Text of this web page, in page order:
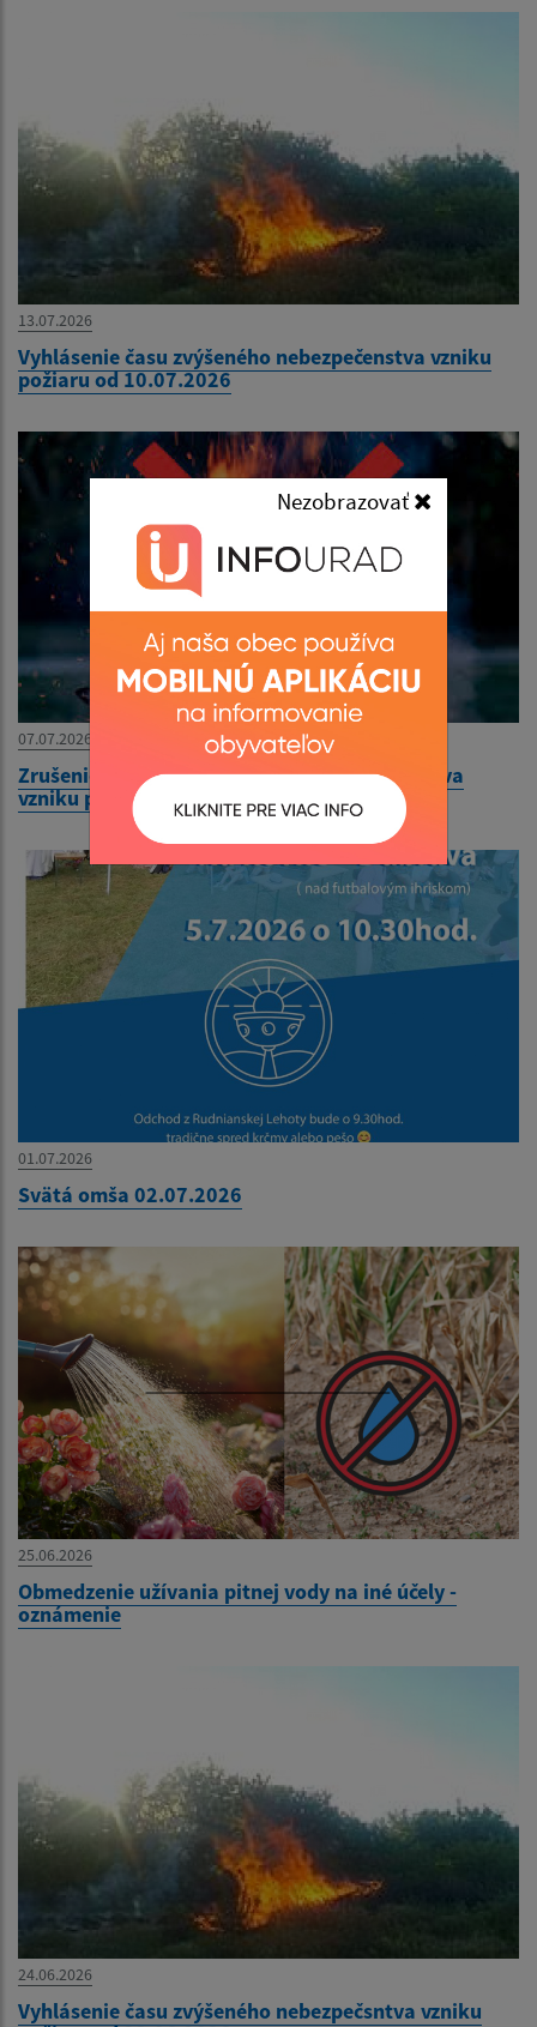
Nezobrazovať
13.07.2026
Vyhlásenie času zvýšeného nebezpečenstva vzniku
požiaru od 10.07.2026
07.07.2026
Zrušenie vyhlásenia zvýšeného nebezpečenstva
vzniku požiaru
01.07.2026
Svätá omša 02.07.2026
25.06.2026
Obmedzenie užívania pitnej vody na iné účely -
oznámenie
24.06.2026
Vyhlásenie času zvýšeného nebezpečsntva vzniku